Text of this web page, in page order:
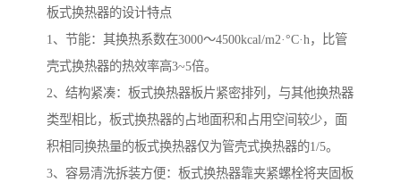
板式换热器的设计特点
1、节能：其换热系数在3000～4500kcal/m2·°C·h，比管
壳式换热器的热效率高3~5倍。
2、结构紧凑：板式换热器板片紧密排列，与其他换热器
类型相比，板式换热器的占地面积和占用空间较少，面
积相同换热量的板式换热器仅为管壳式换热器的1/5。
3、容易清洗拆装方便：板式换热器靠夹紧螺栓将夹固板